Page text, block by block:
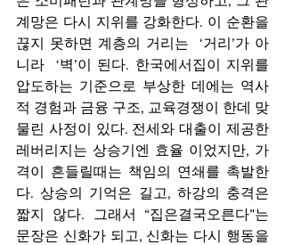
계망은 다시 지위를 강화한다. 이 순환을
끊지 못하면 계층의 거리는  ‘거리’가 아
니라  ‘벽’이 된다. 한국에서집이 지위를
압도하는 기준으로 부상한 데에는 역사
적 경험과 금융 구조, 교육경쟁이 한데 맞
물린 사정이 있다. 전세와 대출이 제공한
레버리지는 상승기엔 효율 이었지만, 가
격이 흔들릴때는 책임의 연쇄를 촉발한
다. 상승의 기억은 길고, 하강의 충격은
짧지 않다. 그래서 “집은결국오른다”는
문장은 신화가 되고, 신화는 다시 행동을